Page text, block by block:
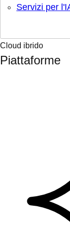
Servizi per
Cloud ibrido
Piattaforme